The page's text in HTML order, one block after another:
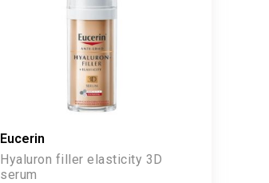
Eucerin
Hyaluron filler elasticity 3D
serum